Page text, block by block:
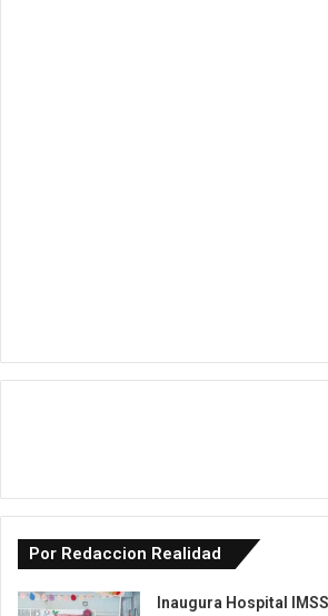
Por Redaccion Realidad
Inaugura Hospital